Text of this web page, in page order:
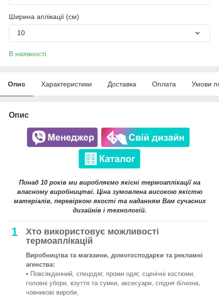
Ширина аплікації (см)
10
В наявності
Опис Характеристики Доставка Оплата Умови
Опис
Понад 10 років ми виробляємо якісні термоаплікації на
власному виробництві. Ціна зумовлена високою якістю
матеріалів, перевіркою якості та наданням Вам сучасних
дизайнів і технологій.
1
Хто використовує можливості
термоаплікацій
Виробництва та магазини, домогосподарки та рекламні
агенства:
• Повсякденний, спецодяг, проми одяг, сценічні костюми,
головні убори, взуття та сумки, аксесуари, спідня білизна,
човникові вироби,